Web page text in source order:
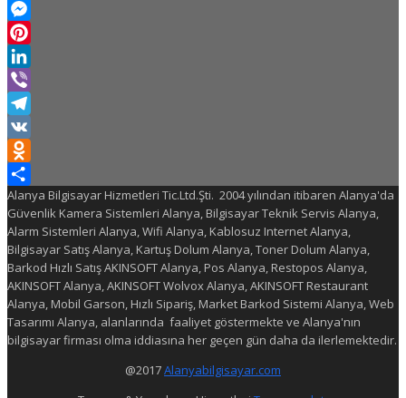
WhatsApp
Messenger
Pinterest
LinkedIn
Viber
Telegram
VK
Odnoklassniki
Share
Alanya Bilgisayar Hizmetleri Tic.Ltd.Şti. 2004 yılından itibaren Alanya'da
Güvenlik Kamera Sistemleri Alanya, Bilgisayar Teknik Servis Alanya,
Alarm Sistemleri Alanya, Wifi Alanya, Kablosuz Internet Alanya,
Bilgisayar Satış Alanya, Kartuş Dolum Alanya, Toner Dolum Alanya,
Barkod Hızlı Satış AKINSOFT Alanya, Pos Alanya, Restopos Alanya,
AKINSOFT Alanya, AKINSOFT Wolvox Alanya, AKINSOFT Restaurant
Alanya, Mobil Garson, Hızlı Sipariş, Market Barkod Sistemi Alanya, Web
Tasarımı Alanya, alanlarında faaliyet göstermekte ve Alanya'nın
bilgisayar firması olma iddiasına her geçen gün daha da ilerlemektedir.
@2017Alanyabilgisayar.com